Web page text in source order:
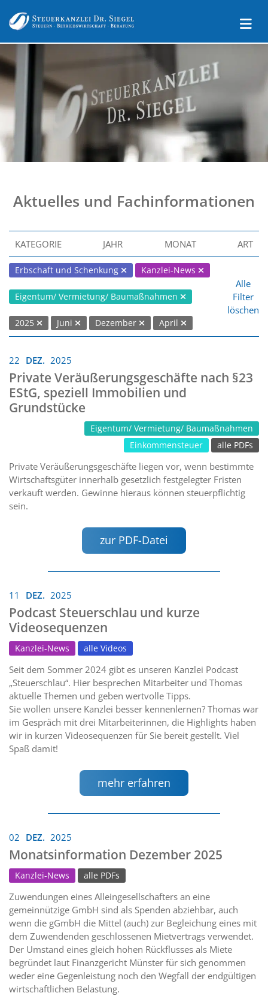
Aktuelles und Fachinformationen
KATEGORIE JAHR MONAT ART
Erbschaft und Schenkung Kanzlei-News
Eigentum/ Vermietung/ Baumaßnahmen
2025 Juni Dezember April
Alle
Filter
löschen
22 DEZ. 2025
Private Veräußerungsgeschäfte nach §23
EStG, speziell Immobilien und
Grundstücke
Eigentum/ Vermietung/ Baumaßnahmen
Einkommensteuer
alle PDFs
Private Veräußerungsgeschäfte liegen vor, wenn bestimmte
Wirtschaftsgüter innerhalb gesetzlich festgelegter Fristen
verkauft werden. Gewinne hieraus können steuerpflichtig
sein.
zur PDF-Datei
11 DEZ. 2025
Podcast Steuerschlau und kurze
Videosequenzen
Kanzlei-News alle Videos
Seit dem Sommer 2024 gibt es unseren Kanzlei Podcast
„Steuerschlau“. Hier besprechen Mitarbeiter und Thomas
aktuelle Themen und geben wertvolle Tipps.
Sie wollen unsere Kanzlei besser kennenlernen? Thomas war
im Gespräch mit drei Mitarbeiterinnen, die Highlights haben
wir in kurzen Videosequenzen für Sie bereit gestellt. Viel
Spaß damit!
mehr erfahren
02 DEZ. 2025
Monatsinformation Dezember 2025
Kanzlei-News alle PDFs
Zuwendungen eines Alleingesellschafters an eine
gemeinnützige GmbH sind als Spenden abziehbar, auch
wenn die gGmbH die Mittel (auch) zur Begleichung eines mit
dem Zuwendenden geschlossenen Mietvertrags verwendet.
Der Umstand eines gleich hohen Rückflusses als Miete
begründet laut Finanzgericht Münster für sich genommen
weder eine Gegenleistung noch den Wegfall der endgültigen
wirtschaftlichen Belastung.